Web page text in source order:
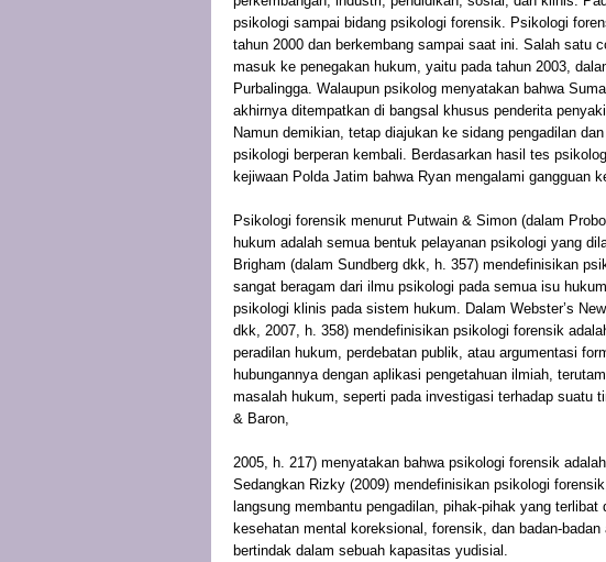
psikologi sampai bidang psikologi forensik. Psikologi
tahun 2000 dan berkembang sampai saat ini. Salah satu
masuk ke penegakan hukum, yaitu pada tahun 2003,
Purbalingga. Walaupun psikolog menyatakan bahwa
akhirnya ditempatkan di bangsal khusus penderita
Namun demikian, tetap diajukan ke sidang pengadilan
psikologi berperan kembali. Berdasarkan hasil tes
kejiwaan Polda Jatim bahwa Ryan mengalami gangguan
Psikologi forensik menurut Putwain & Simon (dalam
hukum adalah semua bentuk pelayanan psikologi yang
Brigham (dalam Sundberg dkk, h. 357) mendefinisikan
sangat beragam dari ilmu psikologi pada semua isu
psikologi klinis pada sistem hukum. Dalam Webster’s
dkk, 2007, h. 358) mendefinisikan psikologi forensik
peradilan hukum, perdebatan publik, atau argumentasi
hubungannya dengan aplikasi pengetahuan ilmiah,
masalah hukum, seperti pada investigasi terhadap suatu
& Baron,
2005, h. 217) menyatakan bahwa psikologi forensik
Sedangkan Rizky (2009) mendefinisikan psikologi
langsung membantu pengadilan, pihak-pihak yang
kesehatan mental koreksional, forensik, dan badan-
bertindak dalam sebuah kapasitas yudisial.